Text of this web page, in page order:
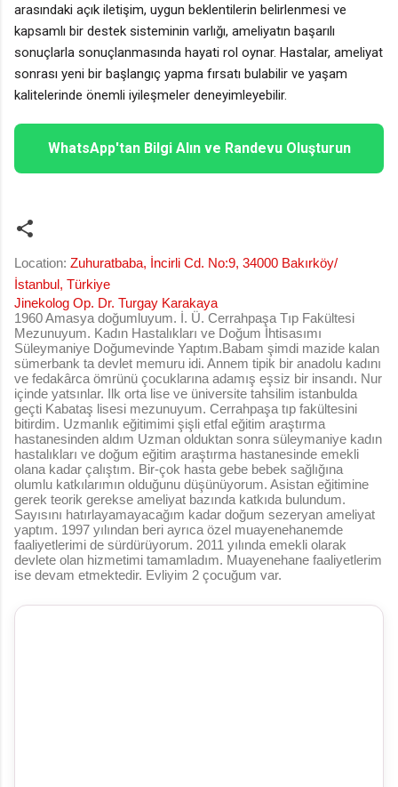
arasındaki açık iletişim, uygun beklentilerin belirlenmesi ve
kapsamlı bir destek sisteminin varlığı, ameliyatın başarılı
sonuçlarla sonuçlanmasında hayati rol oynar. Hastalar, ameliyat
sonrası yeni bir başlangıç yapma fırsatı bulabilir ve yaşam
kalitelerinde önemli iyileşmeler deneyimleyebilir.
WhatsApp'tan Bilgi Alın ve Randevu Oluşturun
Location: Zuhuratbaba, İncirli Cd. No:9, 34000 Bakırköy/
İstanbul, Türkiye
Jinekolog Op. Dr. Turgay Karakaya
1960 Amasya doğumluyum. İ. Ü. Cerrahpaşa Tıp Fakültesi
Mezunuyum. Kadın Hastalıkları ve Doğum İhtisasımı
Süleymaniye Doğumevinde Yaptım.Babam şimdi mazide kalan
sümerbank ta devlet memuru idi. Annem tipik bir anadolu kadını
ve fedakârca ömrünü çocuklarına adamış eşsiz bir insandı. Nur
içinde yatsınlar. Ilk orta lise ve üniversite tahsilim istanbulda
geçti Kabataş lisesi mezunuyum. Cerrahpaşa tıp fakültesini
bitirdim. Uzmanlık eğitimimi şişli etfal eğitim araştırma
hastanesinden aldım Uzman olduktan sonra süleymaniye kadın
hastalıkları ve doğum eğitim araştırma hastanesinde emekli
olana kadar çalıştım. Bir-çok hasta gebe bebek sağlığına
olumlu katkılarımın olduğunu düşünüyorum. Asistan eğitimine
gerek teorik gerekse ameliyat bazında katkıda bulundum.
Sayısını hatırlayamayacağım kadar doğum sezeryan ameliyat
yaptım. 1997 yılından beri ayrıca özel muayenehanemde
faaliyetlerimi de sürdürüyorum. 2011 yılında emekli olarak
devlete olan hizmetimi tamamladım. Muayenehane faaliyetlerim
ise devam etmektedir. Evliyim 2 çocuğum var.